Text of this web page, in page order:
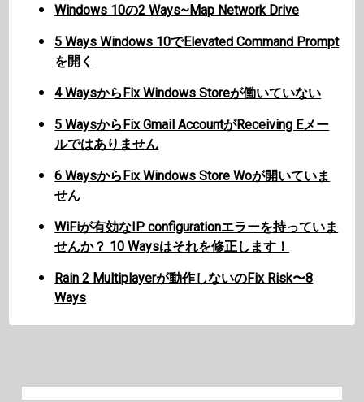
Windows 10の2 Ways~Map Network Drive
5 Ways Windows 10でElevated Command Prompt
を開く
4 WaysからFix Windows Storeが働いていない
5 WaysからFix Gmail AccountがReceiving Eメー
ルではありません
6 WaysからFix Windows Store Woが開いていま
せん
WiFiが有効なIP configurationエラーを持っていま
せんか？ 10 Waysはそれを修正します！
Rain 2 Multiplayerが動作しないのFix Risk〜8
Ways